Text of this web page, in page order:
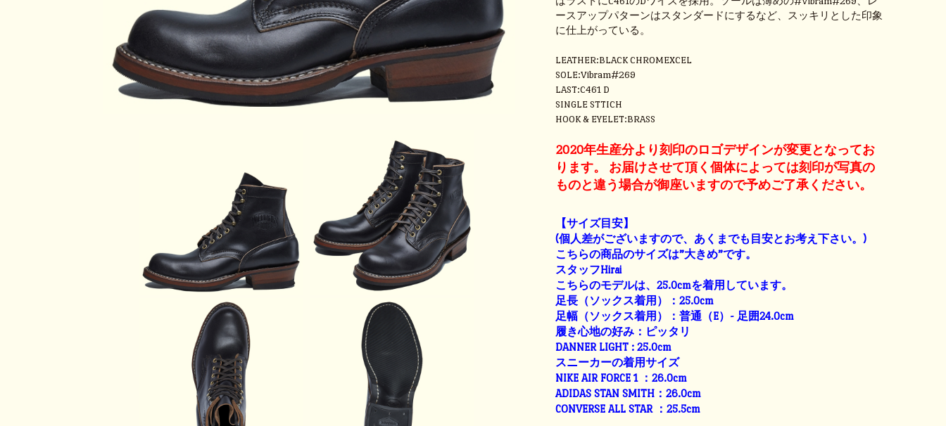
ースアップパターンはスタンダードにするなど、スッキリとした印象
に仕上がっている。
LEATHER:BLACK CHROMEXCEL
SOLE:Vibram#269
LAST:C461 D
SINGLE STTICH
HOOK & EYELET:BRASS
2020年生産分より刻印のロゴデザインが変更となってお
ります。 お届けさせて頂く個体によっては刻印が写真の
ものと違う場合が御座いますので予めご了承ください。
【サイズ目安】
(個人差がございますので、あくまでも目安とお考え下さい。)
こちらの商品のサイズは”大きめ”です。
スタッフHirai
こちらのモデルは、25.0cmを着用しています。
足長（ソックス着用）：25.0cm
足幅（ソックス着用）：普通（E）- 足囲24.0cm
履き心地の好み：ピッタリ
DANNER LIGHT : 25.0cm
スニーカーの着用サイズ
NIKE AIR FORCE 1 ：26.0cm
ADIDAS STAN SMITH：26.0cm
CONVERSE ALL STAR ：25.5cm